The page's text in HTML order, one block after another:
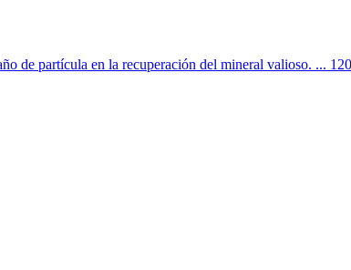
de partícula en la recuperación del mineral valioso. ...